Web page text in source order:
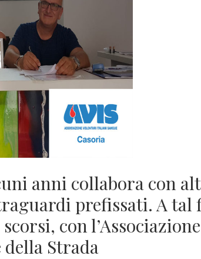
anni collabora con
prefissati. A tal
con
Strada